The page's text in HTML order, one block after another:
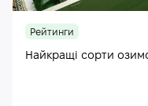
Рейтинги
Найкращі сорти